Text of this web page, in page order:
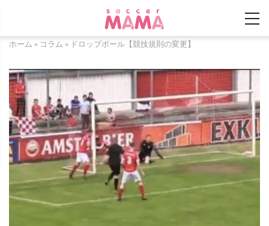
ホーム » コラム » ドロップボール【競技規則の変更】